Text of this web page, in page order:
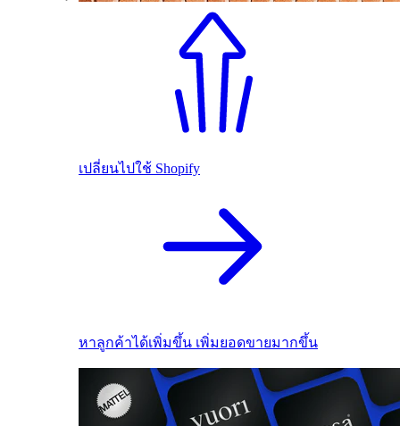
เปลี่ยนไปใช้ Shopify
หาลูกค้าได้เพิ่มขึ้น เพิ่มยอดขายมากขึ้น